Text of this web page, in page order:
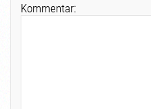
Kommentar: